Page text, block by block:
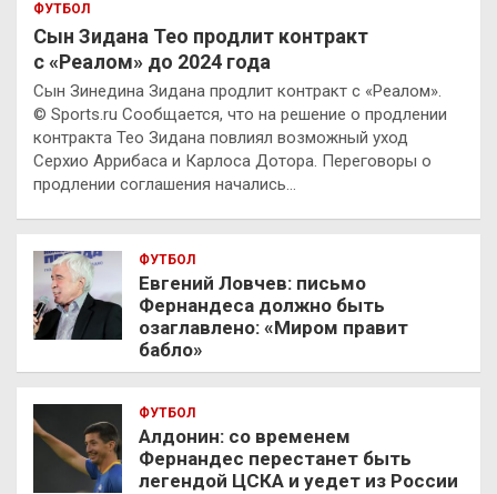
ФУТБОЛ
Сын Зидана Тео продлит контракт
с «Реалом» до 2024 года
Сын Зинедина Зидана продлит контракт с «Реалом».
© Sports.ru Сообщается, что на решение о продлении
контракта Тео Зидана повлиял возможный уход
Серхио Аррибаса и Карлоса Дотора. Переговоры о
продлении соглашения начались…
ФУТБОЛ
Евгений Ловчев: письмо
Фернандеса должно быть
озаглавлено: «Миром правит
бабло»
ФУТБОЛ
Алдонин: со временем
Фернандес перестанет быть
легендой ЦСКА и уедет из России